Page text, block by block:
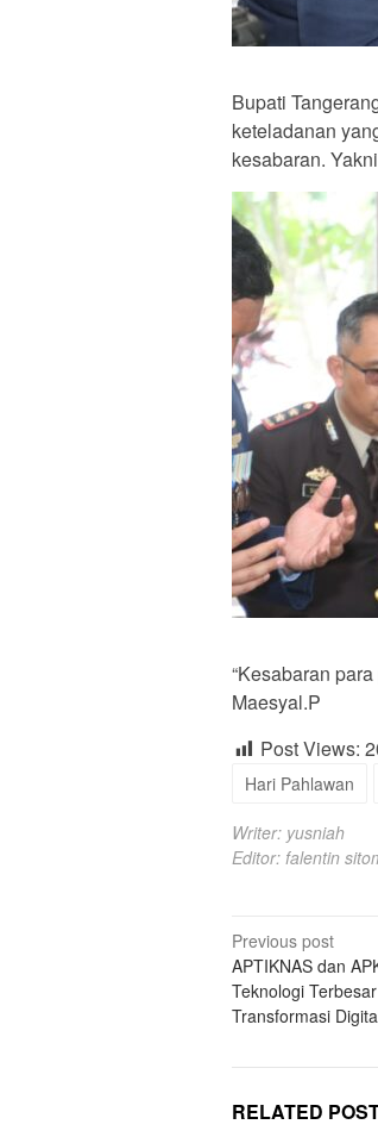
Bupati
keteladanan
kesabaran.
“Kesabaran
Maesyal.P
Post Views:
Hari Pahlawan
Writer: yusniah
Editor: falentin
Post
Previous post
APTIKNAS dan
Teknologi
Transformasi
RELATED